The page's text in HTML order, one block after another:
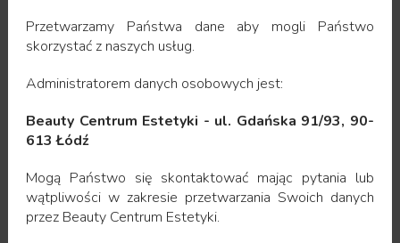
TKANKOWY
POWIĘKSZENIE I KOREKCJA KSZTAŁTU
Przetwarzamy Państwa dane aby mogli Państwo
skorzystać z naszych usług.
Administratorem danych osobowych jest:
Beauty Centrum Estetyki - ul. Gdańska 91/93, 90-
613 Łódź
Mogą Państwo się skontaktować mając pytania lub
wątpliwości w zakresie przetwarzania Swoich danych
przez Beauty Centrum Estetyki.